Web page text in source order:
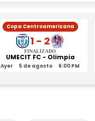
Copa Centroamericana
1 - 2
FINALIZADO
UMECIT FC - Olimpia
Ayer 5 de agosto 6:00 PM